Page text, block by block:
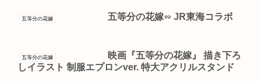
五等分の花嫁 五等分の花嫁∽ JR東海コラボ
五等分の花嫁
映画『五等分の花嫁』 描き下ろ
しイラスト 制服エプロンver. 特大アクリルスタンド